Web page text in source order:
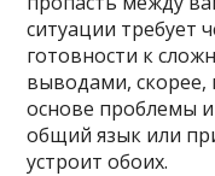
ситуации требует
готовности к
выводами, скорее,
основе проблемы
общий язык или
устроит обоих.